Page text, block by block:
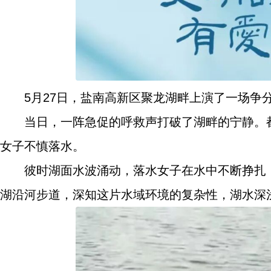
5月27日，盐南高新区聚龙湖畔上演了一场争
当日，一阵急促的呼救声打破了湖畔的宁静
女子不慎落水。
彼时湖面水波涌动，落水女子在水中不断挣
湖沿河步道，深知这片水域环境的复杂性，湖水